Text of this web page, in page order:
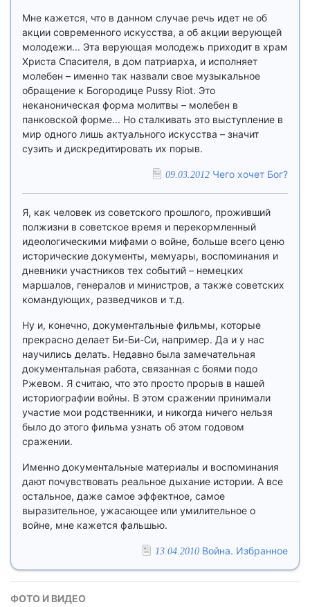
Мне кажется, что в данном случае речь идет не об
акции современного искусства, а об акции верующей
молодежи... Эта верующая молодежь приходит в храм
Христа Спасителя, в дом патриарха, и исполняет
молебен – именно так назвали свое музыкальное
обращение к Богородице Pussy Riot. Это
неканоническая форма молитвы – молебен в
панковской форме... Но сталкивать это выступление в
мир одного лишь актуального искусства – значит
сузить и дискредитировать их порыв.
09.03.2012 Чего хочет Бог?
Я, как человек из советского прошлого, проживший
полжизни в советское время и перекормленный
идеологическими мифами о войне, больше всего ценю
исторические документы, мемуары, воспоминания и
дневники участников тех событий – немецких
маршалов, генералов и министров, а также советских
командующих, разведчиков и т.д.
Ну и, конечно, документальные фильмы, которые
прекрасно делает Би-Би-Си, например. Да и у нас
научились делать. Недавно была замечательная
документальная работа, связанная с боями подо
Ржевом. Я считаю, что это просто прорыв в нашей
историографии войны. В этом сражении принимали
участие мои родственники, и никогда ничего нельзя
было до этого фильма узнать об этом годовом
сражении.
Именно документальные материалы и воспоминания
дают почувствовать реальное дыхание истории. А все
остальное, даже самое эффектное, самое
выразительное, ужасающее или умилительное о
войне, мне кажется фальшью.
13.04.2010 Война. Избранное
ФОТО И ВИДЕО